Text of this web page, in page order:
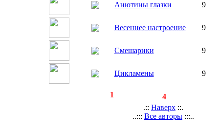
Анютины глазки 9
Весеннее настроение 9
Смешарики 9
Цикламены 9
1
4
.:: Наверх ::.
..::: Все авторы :::..